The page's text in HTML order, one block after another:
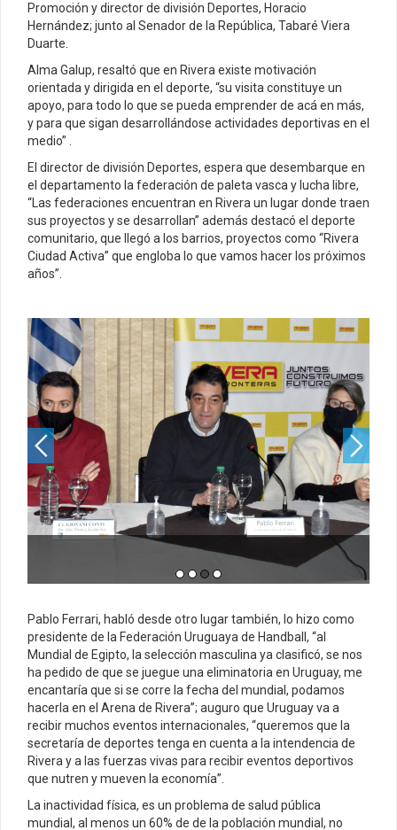
Promoción y director de división Deportes, Horacio
Hernández; junto al Senador de la República, Tabaré Viera
Duarte.
Alma Galup, resaltó que en Rivera existe motivación
orientada y dirigida en el deporte, “su visita constituye un
apoyo, para todo lo que se pueda emprender de acá en más,
y para que sigan desarrollándose actividades deportivas en el
medio” .
El director de división Deportes, espera que desembarque en
el departamento la federación de paleta vasca y lucha libre,
“Las federaciones encuentran en Rivera un lugar donde traen
sus proyectos y se desarrollan” además destacó el deporte
comunitario, que llegó a los barrios, proyectos como “Rivera
Ciudad Activa” que engloba lo que vamos hacer los próximos
años”.
Pablo Ferrari, habló desde otro lugar también, lo hizo como
presidente de la Federación Uruguaya de Handball, “al
Mundial de Egipto, la selección masculina ya clasificó, se nos
ha pedido de que se juegue una eliminatoria en Uruguay, me
encantaría que si se corre la fecha del mundial, podamos
hacerla en el Arena de Rivera”; auguro que Uruguay va a
recibir muchos eventos internacionales, “queremos que la
secretaría de deportes tenga en cuenta a la intendencia de
Rivera y a las fuerzas vivas para recibir eventos deportivos
que nutren y mueven la economía”.
La inactividad física, es un problema de salud pública
mundial, al menos un 60% de de la población mundial, no